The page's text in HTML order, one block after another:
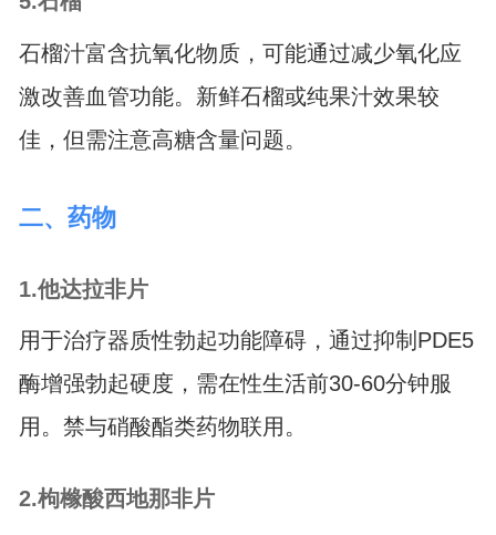
石榴汁富含抗氧化物质，可能通过减少氧化应
激改善血管功能。新鲜石榴或纯果汁效果较
佳，但需注意高糖含量问题。
二、药物
1.他达拉非片
用于治疗器质性勃起功能障碍，通过抑制PDE5
酶增强勃起硬度，需在性生活前30-60分钟服
用。禁与硝酸酯类药物联用。
2.枸橼酸西地那非片